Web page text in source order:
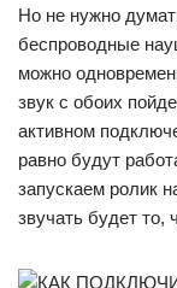
Но не нужно
беспроводные
можно
звук с обоих
активном
равно будут
запускаем ролик
звучать будет то,